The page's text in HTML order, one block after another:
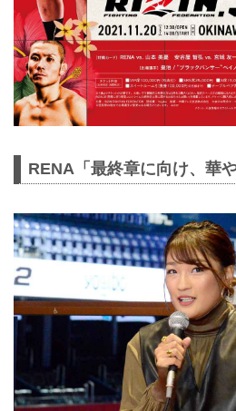
RENA「最終章に向け、華